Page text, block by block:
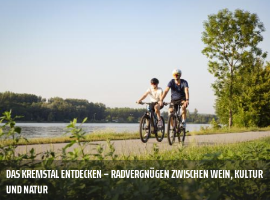
DAS KREMSTAL ENTDECKEN – RADVERGNÜGEN ZWISCHEN WEIN, KULTUR
UND NATUR